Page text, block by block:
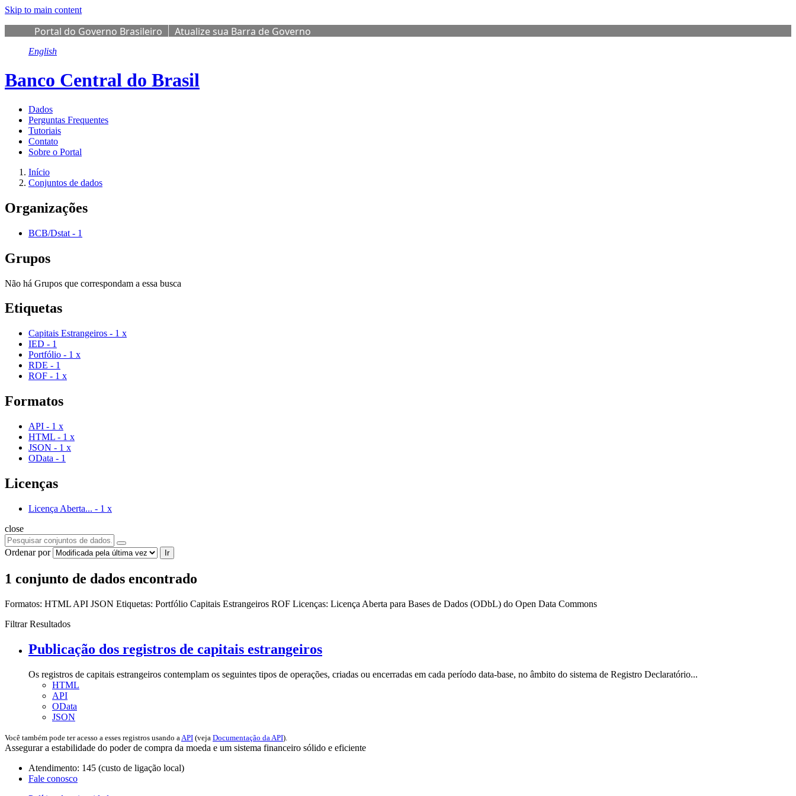
Skip to main content
Portal do Governo Brasileiro Atualize sua Barra de Governo
English
Banco Central do Brasil
Dados
Perguntas Frequentes
Tutoriais
Contato
Sobre o Portal
Início
Conjuntos de dados
Organizações
BCB/Dstat - 1
Grupos
Não há Grupos que correspondam a essa busca
Etiquetas
Capitais Estrangeiros - 1 x
IED - 1
Portfólio - 1 x
RDE - 1
ROF - 1 x
Formatos
API - 1 x
HTML - 1 x
JSON - 1 x
OData - 1
Licenças
Licença Aberta... - 1 x
close
Ordenar por Ir
1 conjunto de dados encontrado
Formatos: HTML API JSON Etiquetas: Portfólio Capitais Estrangeiros ROF Licenças: Licença Aberta para Bases de Dados (ODbL) do Open Data Commons
Filtrar Resultados
Publicação dos registros de capitais estrangeiros
Os registros de capitais estrangeiros contemplam os seguintes tipos de operações, criadas ou encerradas em cada período data-base, no âmbito do sistema de Registro Declaratório...
HTML
API
OData
JSON
Você também pode ter acesso a esses registros usando a API (veja Documentação da API).
Assegurar a estabilidade do poder de compra da moeda e um sistema financeiro sólido e eficiente
Atendimento: 145 (custo de ligação local)
Fale conosco